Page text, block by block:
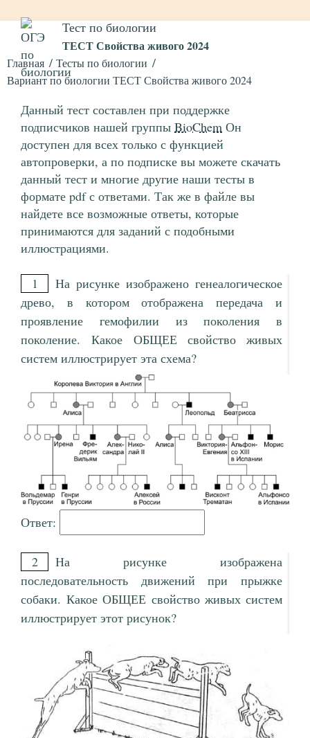
Тест по биологии
ТЕСТ Свойства живого 2024
Главная
Тесты по биологии
Вариант по биологии ТЕСТ Свойства живого 2024
Данный тест составлен при поддержке
подписчиков нашей группы BioChem Он
доступен для всех только с функцией
автопроверки, а по подписке вы можете скачать
данный тест и многие другие наши тесты в
формате pdf с ответами. Так же в файле вы
найдете все возможные ответы, которые
принимаются для заданий с подобными
иллюстрациями.
1
На рисунке изображено генеалогическое
древо, в котором отображена передача и
проявление гемофилии из поколения в
поколение. Какое ОБЩЕЕ свойство живых
систем иллюстрирует эта схема?
Ответ:
2
На рисунке изображена
последовательность движений при прыжке
собаки. Какое ОБЩЕЕ свойство живых систем
иллюстрирует этот рисунок?